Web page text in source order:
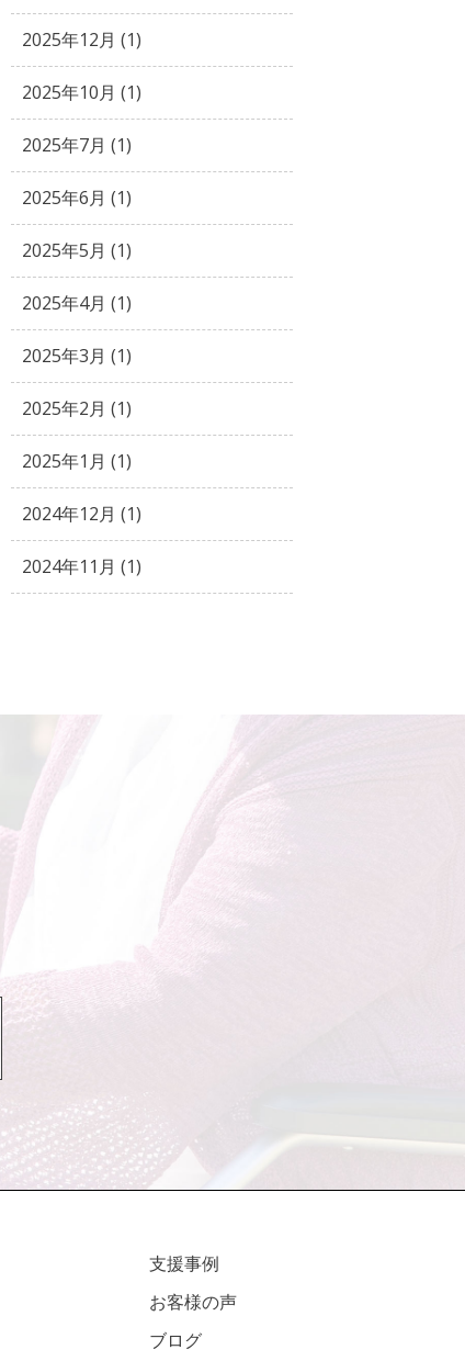
2025年12月 (1)
2025年10月 (1)
2025年7月 (1)
2025年6月 (1)
2025年5月 (1)
2025年4月 (1)
2025年3月 (1)
2025年2月 (1)
2025年1月 (1)
2024年12月 (1)
2024年11月 (1)
支援事例
お客様の声
ブログ